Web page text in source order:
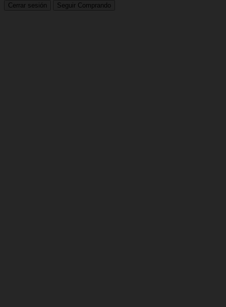
Cerrar sesión Seguir Comprando